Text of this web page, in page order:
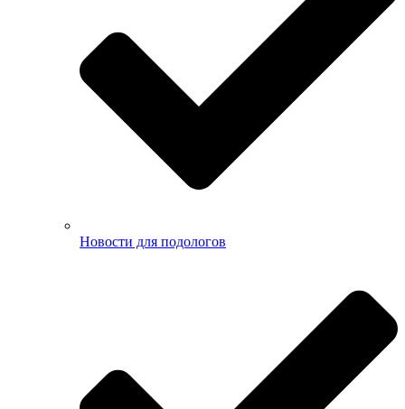
Новости для подологов